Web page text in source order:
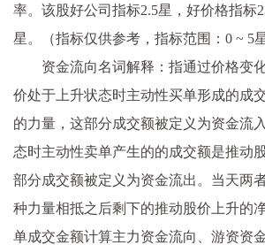
率。该股好公司指标2.5星，好价格指标
星。（指标仅供参考，指标范围：0 ~ 5
资金流向名词解释：指通过价格变
价处于上升状态时主动性买单形成的成
的力量，这部分成交额被定义为资金流
态时主动性卖单产生的的成交额是推动
部分成交额被定义为资金流出。当天两
种力量相抵之后剩下的推动股价上升的
单成交金额计算主力资金流向、游资资